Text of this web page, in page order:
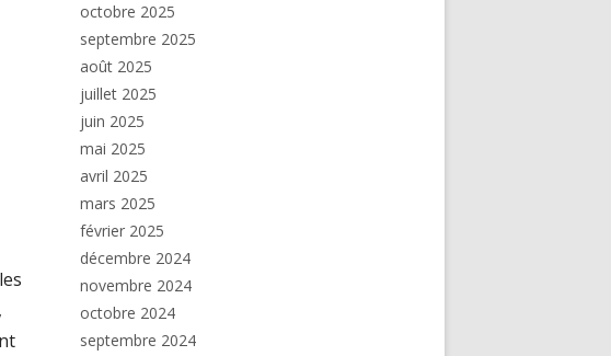
octobre 2025
septembre 2025
août 2025
juillet 2025
juin 2025
mai 2025
avril 2025
mars 2025
février 2025
décembre 2024
novembre 2024
octobre 2024
septembre 2024